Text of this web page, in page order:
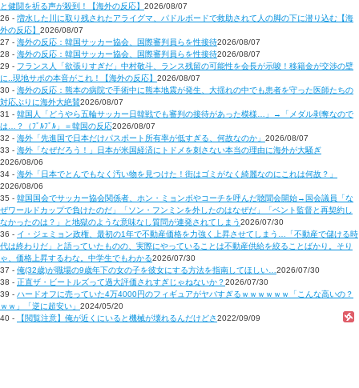
と健闘を祈る声が殺到！【海外の反応】 2026/08/07
26 - 増水した川に取り残されたアライグマ、パドルボードで救助されて人の脚の下に潜り込む【海
外の反応】 2026/08/07
27 - 海外の反応：韓国サッカー協会、国際審判員らを性接待2026/08/07
28 - 海外の反応：韓国サッカー協会、国際審判員らを性接待2026/08/07
29 - フランス人「欲張りすぎだ」中村敬斗、ランス残留の可能性を会長が示唆！移籍金が交渉の壁
に..現地サポの本音がこれ！【海外の反応】 2026/08/07
30 - 海外の反応：熊本の病院で手術中に熊本地震が発生、大揺れの中でも患者を守った医師たちの
対応ぶりに海外大絶賛2026/08/07
31 - 韓国人「どうやら五輪サッカー日韓戦でも審判の接待があった模様…」→「メダル剥奪なので
は…？（ﾌﾞﾙﾌﾞﾙ」＝韓国の反応2026/08/07
32 - 海外「先進国で日本だけパスポート所有率が低すぎる、何故なのか」 2026/08/07
33 - 海外「なぜだろう！」日本が米国経済にトドメを刺さない本当の理由に海外が大騒ぎ
2026/08/06
34 - 海外「日本でとんでもなく汚い物を見つけた！街はゴミがなく綺麗なのにこれは何故？」
2026/08/06
35 - 韓国国会でサッカー協会関係者、ホン・ミョンボやコーチを呼んだ聴聞会開始→国会議員「な
ぜワールドカップで負けたのだ」「ソン・フンミンを外したのはなぜだ」「ベント監督と再契約し
なかったのは？」と地獄のような意味なし質問が連発されてしまう2026/07/30
36 - イ・ジェミョン政権、最初の1年で不動産価格を力強く上昇させてしまう…「不動産で儲ける時
代は終わりだ」と語っていたものの、実際にやっていることは不動産供給を絞ることばかり。そり
ゃ、価格上昇するわな。中学生でもわかる2026/07/30
37 - 俺(32歳)が職場の9歳年下の女の子を彼女にする方法を指南してほしい…2026/07/30
38 - 正直ザ・ビートルズって過大評価されすぎじゃねないか？2026/07/30
39 - ハードオフに売っていた4万4000円のフィギュアがヤバすぎるｗｗｗｗｗｗ「こんな高いの？
ｗｗ」「逆に超安い」 2024/05/20
40 -
【閲覧注意】俺が近くにいると機械が壊れるんだけどさ2022/09/09